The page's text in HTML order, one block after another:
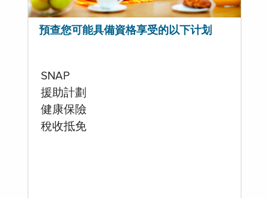
預查您可能具備資格享受的以下计划
SNAP
援助計劃
健康保險
稅收抵免